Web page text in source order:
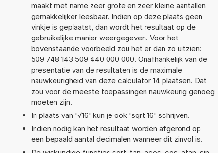
maakt met name zeer grote en zeer kleine aantallen
gemakkelijker leesbaar. Indien op deze plaats geen
vinkje is geplaatst, dan wordt het resultaat op de
gebruikelijke manier weergegeven. Voor het
bovenstaande voorbeeld zou het er dan zo uitzien:
509 748 143 509 440 000 000. Onafhankelijk van de
presentatie van de resultaten is de maximale
nauwkeurigheid van deze calculator 14 plaatsen. Dat
zou voor de meeste toepassingen nauwkeurig genoeg
moeten zijn.
In plaats van '√16' kun je ook 'sqrt 16' schrijven.
Indien nodig kan het resultaat worden afgerond op
een bepaald aantal decimalen wanneer dit zinvol is.